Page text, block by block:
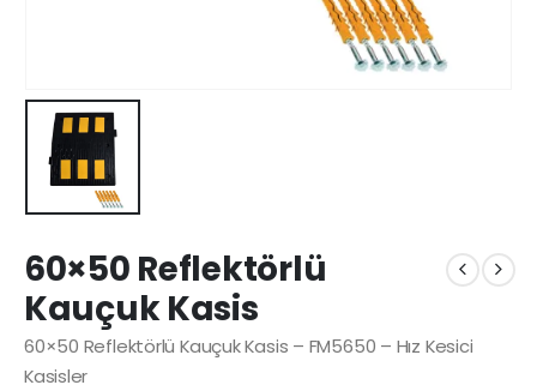
60×50 Reflektörlü
Kauçuk Kasis
60×50 Reflektörlü Kauçuk Kasis – FM5650 – Hız Kesici
Kasisler